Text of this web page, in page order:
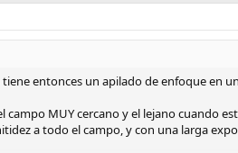
entonces un apilado de enfoque en
MUY cercano y el lejano cuando
a todo el campo, y con una larga